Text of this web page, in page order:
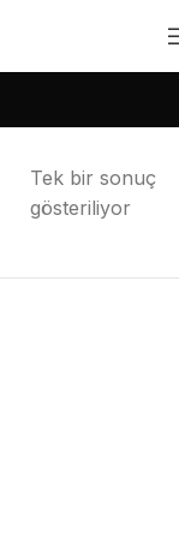
Tek bir sonuç
gösteriliyor